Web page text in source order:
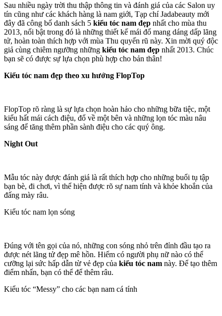
Sau nhiều ngày trời thu thập thông tin và đánh giá của các Salon uy
tín cũng như các khách hàng là nam giới, Tạp chí Jadabeauty mới
đây đã công bố danh sách 5 kiểu tóc nam đẹp nhất cho mùa thu
2013, nổi bật trong đó là những thiết kế mái đổ mang dáng dấp lãng
tử, hoàn toàn thích hợp với mùa Thu quyến rũ này. Xin mời quý độc
giả cùng chiêm ngưỡng những kiểu tóc nam đẹp nhất 2013. Chúc
bạn sẽ có được sự lựa chọn phù hợp cho bản thân!
Kiểu tóc nam đẹp theo xu hướng FlopTop
FlopTop rõ ràng là sự lựa chọn hoàn hảo cho những bữa tiệc, một
kiểu hất mái cách điệu, đổ về một bên và những lọn tóc màu nâu
sáng để tăng thêm phần sành điệu cho các quý ông.
Night Out
Mẫu tóc này được đánh giá là rất thích hợp cho những buổi tụ tập
bạn bè, đi chơi, vì thể hiện được rõ sự nam tính và khỏe khoắn của
đấng mày râu.
Kiểu tóc nam lọn sóng
Đúng với tên gọi của nó, những con sóng nhỏ trên đỉnh đầu tạo ra
được nét lãng tử đẹp mê hồn. Hiếm có người phụ nữ nào có thể
cưỡng lại sức hấp dẫn từ vẻ đẹp của kiểu tóc nam này. Để tạo thêm
điểm nhấn, bạn có thể để thêm râu.
Kiểu tóc “Messy” cho các bạn nam cá tính